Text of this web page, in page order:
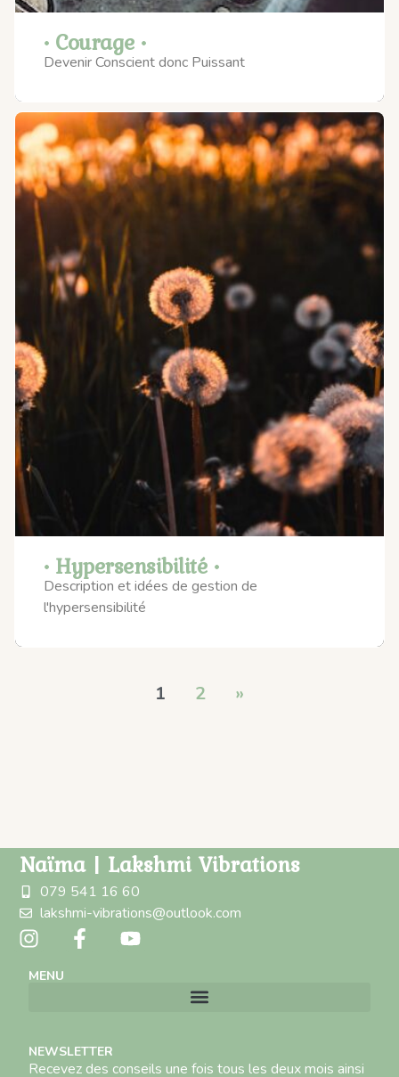
• Courage •
Devenir Conscient donc Puissant
• Hypersensibilité •
Description et idées de gestion de
l'hypersensibilité
1 2 »
Naïma | Lakshmi Vibrations
079 541 16 60
lakshmi-vibrations@outlook.com
MENU
NEWSLETTER
Recevez des conseils une fois tous les deux mois ainsi